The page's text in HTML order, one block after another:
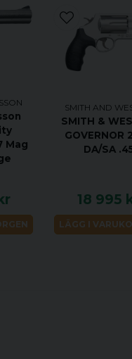
Mag
SMITH AND
SMITH &
GOVERNOR
DA/SA
18 995
LÄGG I